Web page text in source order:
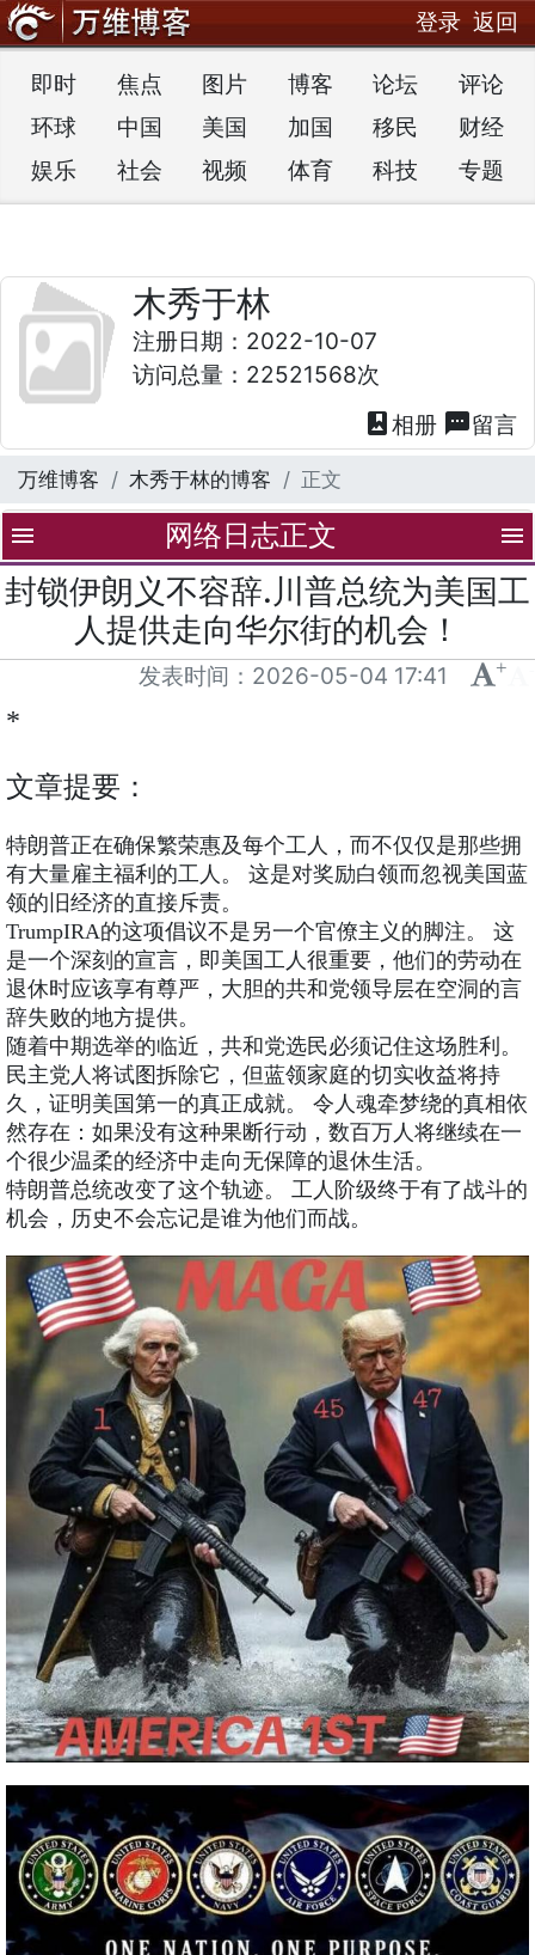
登录 返回
即时 焦点 图片 博客 论坛
评论
环球
中国 美国 加国 移民
财经
娱乐
社会 视频 体育 科技 专题
木秀于林
注册日期：2022-10-07
访问总量：22521568次
photo_album 相册 textsms留言
万维博客 木秀于林的博客 正文
menu 网络日志正文 menu
封锁伊朗义不容辞.川普总统为美国工
人提供走向华尔街的机会！
发表时间： 2026-05-04 17:41 +
*
文章提要：
特朗普正在确保繁荣惠及每个工人，而不仅仅是那些拥
有大量雇主福利的工人。 这是对奖励白领而忽视美国蓝
领的旧经济的直接斥责。
TrumpIRA的这项倡议不是另一个官僚主义的脚注。 这
是一个深刻的宣言，即美国工人很重要，他们的劳动在
退休时应该享有尊严，大胆的共和党领导层在空洞的言
辞失败的地方提供。
随着中期选举的临近，共和党选民必须记住这场胜利。
民主党人将试图拆除它，但蓝领家庭的切实收益将持
久，证明美国第一的真正成就。 令人魂牵梦绕的真相依
然存在：如果没有这种果断行动，数百万人将继续在一
个很少温柔的经济中走向无保障的退休生活。
特朗普总统改变了这个轨迹。 工人阶级终于有了战斗的
机会，历史不会忘记是谁为他们而战。